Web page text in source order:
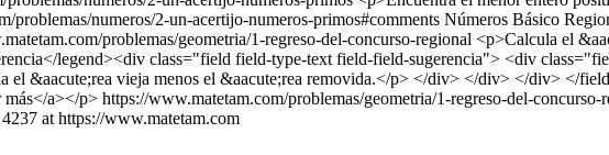
problemas/numeros/2-un-acertijo-numeros-primos#comments Números Básico
problemas/geometria/1-regreso-del-concurso-regional <p>Calcula el
legend><div class="field field-type-text field-field-sugerencia"> <div
&aacute;rea vieja menos el &aacute;rea removida.</p> </div> </div> </div> </
a></p> https://www.matetam.com/problemas/geometria/1-regreso-del-concurso-
4237 at https://www.matetam.com